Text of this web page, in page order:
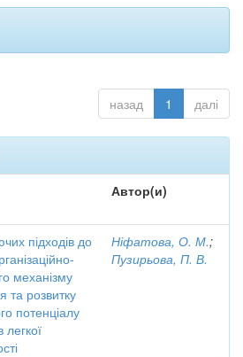
назад 1 далі
Автор(и)
підходів до
механізму
розвитку
потенціалу
легкої
Ніфатова, О. М.;
Пузирьова, П. В.